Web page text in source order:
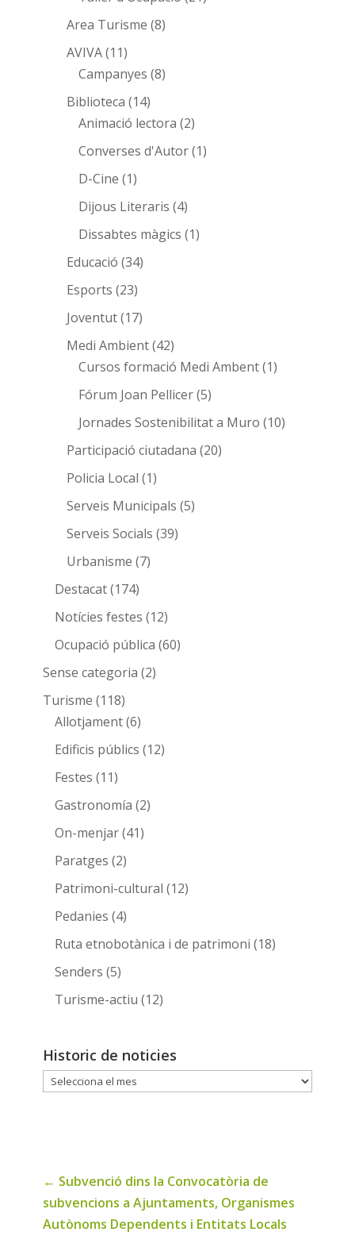
Area Turisme (8)
AVIVA(11)
Campanyes (8)
Biblioteca (14)
Animació lectora (2)
Converses d'Autor(1)
D-Cine (1)
Dijous Literaris (4)
Dissabtes màgics (1)
Educació (34)
Esports (23)
Joventut(17)
Medi Ambient(42)
Cursos formació Medi Ambent(1)
Fórum Joan Pellicer(5)
Jornades Sostenibilitat a Muro (10)
Participació ciutadana (20)
Policia Local (1)
Serveis Municipals (5)
Serveis Socials (39)
Urbanisme (7)
Destacat(174)
Notícies festes (12)
Ocupació pública (60)
Sense categoria (2)
Turisme (118)
Allotjament(6)
Edificis públics (12)
Festes (11)
Gastronomía (2)
On-menjar(41)
Paratges (2)
Patrimoni-cultural (12)
Pedanies (4)
Ruta etnobotànica i de patrimoni (18)
Senders (5)
Turisme-actiu (12)
Historic de noticies
Historic
← Subvenció dins la Convocatòria de
subvencions a Ajuntaments, Organismes
Autònoms Dependents i Entitats Locals